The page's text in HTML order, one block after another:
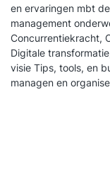
en ervaringen mbt
management
Concurrentiekracht,
Digitale
visie Tips, tools, en business cases voor beter
managen en